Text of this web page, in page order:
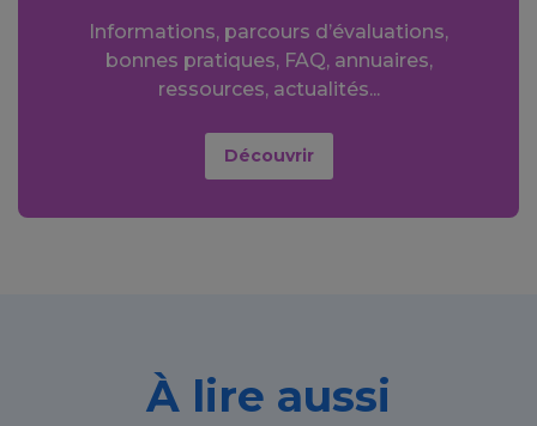
Informations, parcours d’évaluations,
bonnes pratiques, FAQ, annuaires,
ressources, actualités...
Découvrir
À lire aussi